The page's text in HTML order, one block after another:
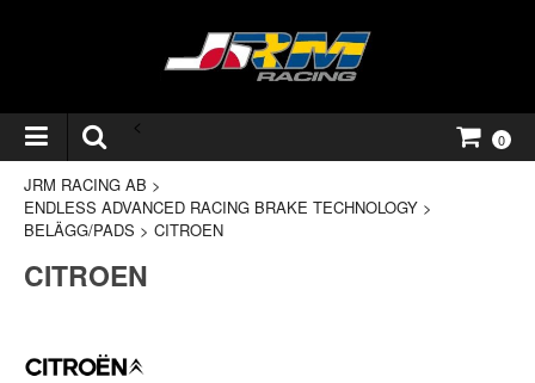
<
0
JRM RACING AB >
ENDLESS ADVANCED RACING BRAKE TECHNOLOGY >
BELÄGG/PADS > CITROEN
CITROEN